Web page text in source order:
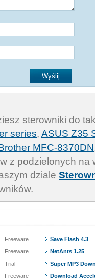
sterowniki do
series, ASUS Z35
MFC-8370DN
z podzielonych na
dziale
Freeware
Freeware
Trial
Freeware
Save Flash 4.3
NetAnts 1.25
Super MP3
Download